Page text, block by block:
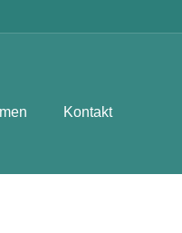
Kontakt